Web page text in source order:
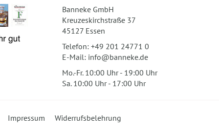
Banneke GmbH
Kreuzeskirchstraße 37
45127 Essen
Telefon: +49 201 24771 0
E-Mail: info@banneke.de
Mo.-Fr. 10:00 Uhr - 19:00 Uhr
Sa. 10:00 Uhr - 17:00 Uhr
Impressum Widerrufsbelehrung